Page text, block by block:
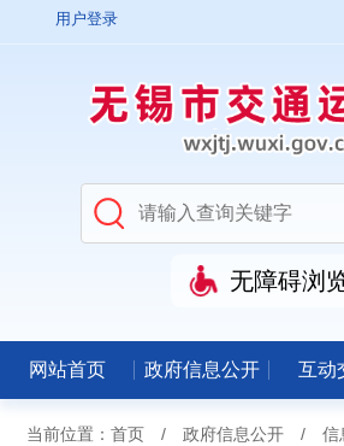
用户登录
无障碍浏
网站首页 政府信息公开 互动
当前位置： 首页 / 政府信息公开 / 信